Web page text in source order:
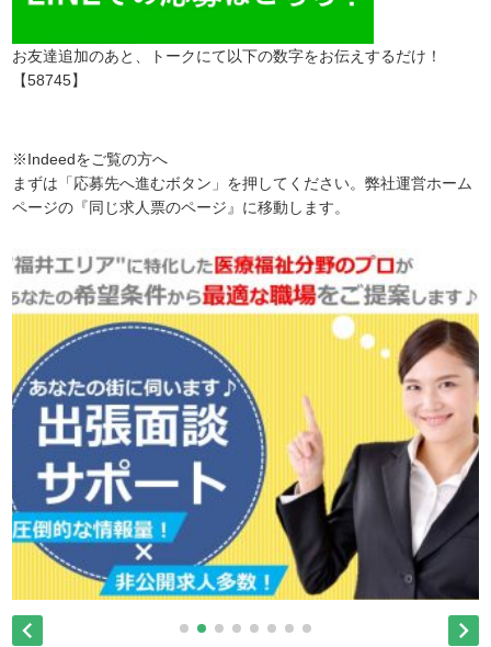
お友達追加のあと、トークにて以下の数字をお伝えするだけ！
【58745】
※Indeedをご覧の方へ
まずは「応募先へ進むボタン」を押してください。弊社運営ホーム
ページの『同じ求人票のページ』に移動します。
 